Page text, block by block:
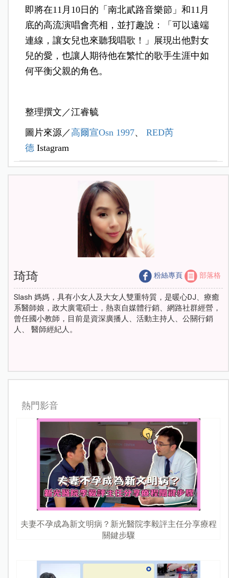
即將在11月10日的「南北貳路音樂節」和11月
底的高流演唱會亮相，並打趣說：「可以遠端
連線，讓女兒也來聽我唱歌！」展現出他對女
兒的愛，也讓人期待他在繁忙的歌手生涯中如
何平衡父親的角色。
整理撰文／江睿毓
圖片來源／ 高爾宣Osn 1997、RED芮
德 Istagram
琦琦 粉絲專頁 部落格
Slash 媽媽，具有小女人及大女人雙重特質，是暖心DJ、療癒
系醫師娘，政大廣電碩士，熱衷自媒體行銷、網路社群經營，
曾任國小教師，目前是資深廣播人、活動主持人、公關行銷
人、 醫師經紀人。
熱門影音
夫妻不孕成為新文明病？新光醫院李毅評主任分享療程
關鍵步驟